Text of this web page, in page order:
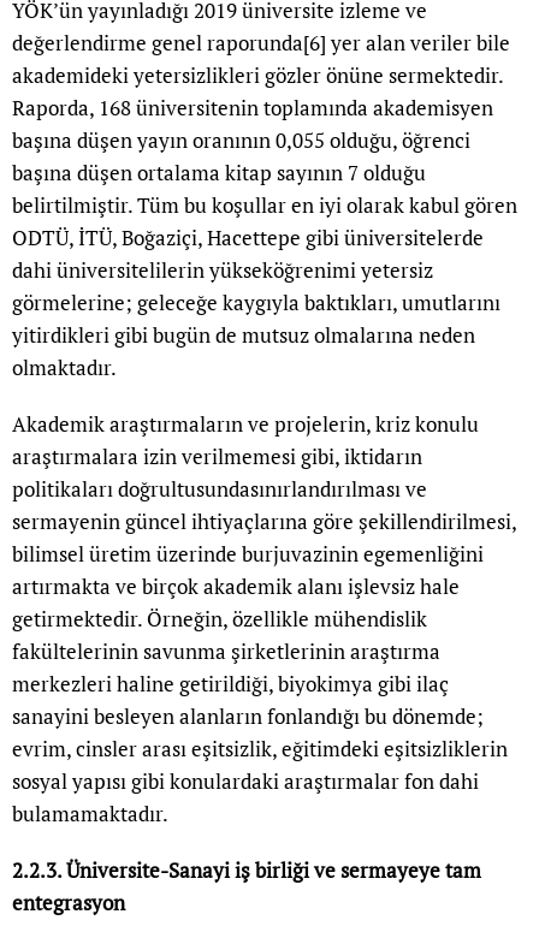
YÖK’ün yayınladığı 2019 üniversite izleme ve
değerlendirme genel raporunda[6]yer alan veriler bile
akademideki yetersizlikleri gözler önüne sermektedir.
Raporda, 168 üniversitenin toplamında akademisyen
başına düşen yayın oranının 0,055 olduğu, öğrenci
başına düşen ortalama kitap sayının 7 olduğu
belirtilmiştir. Tüm bu koşullar en iyi olarak kabul gören
ODTÜ, İTÜ, Boğaziçi, Hacettepe gibi üniversitelerde
dahi üniversitelilerin yükseköğrenimi yetersiz
görmelerine; geleceğe kaygıyla baktıkları, umutlarını
yitirdikleri gibi bugün de mutsuz olmalarına neden
olmaktadır.
Akademik araştırmaların ve projelerin, kriz konulu
araştırmalara izin verilmemesi gibi, iktidarın
politikaları doğrultusundasınırlandırılması ve
sermayenin güncel ihtiyaçlarına göre şekillendirilmesi,
bilimsel üretim üzerinde burjuvazinin egemenliğini
artırmakta ve birçok akademik alanı işlevsiz hale
getirmektedir. Örneğin, özellikle mühendislik
fakültelerinin savunma şirketlerinin araştırma
merkezleri haline getirildiği, biyokimya gibi ilaç
sanayini besleyen alanların fonlandığı bu dönemde;
evrim, cinsler arası eşitsizlik, eğitimdeki eşitsizliklerin
sosyal yapısı gibi konulardaki araştırmalar fon dahi
bulamamaktadır.
2.2.3. Üniversite-Sanayi iş birliği ve sermayeye tam
entegrasyon